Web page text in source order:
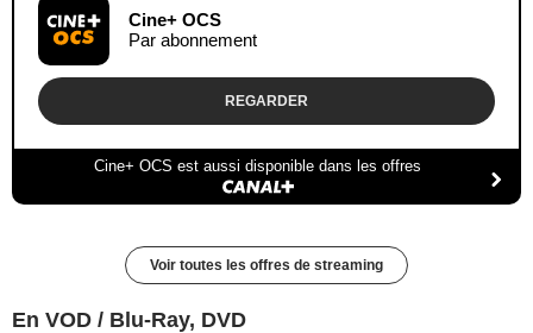
Cine+ OCS
Par abonnement
REGARDER
Cine+ OCS est aussi disponible dans les offres
Voir toutes les offres de streaming
En VOD / Blu-Ray, DVD